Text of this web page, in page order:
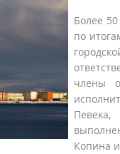
Более
по
члены
Копина